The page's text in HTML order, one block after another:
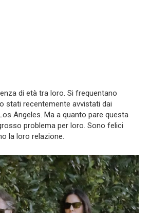
di età tra loro. Si frequentano
stati recentemente avvistati dai
Angeles. Ma a quanto pare questa
problema per loro. Sono felici
la loro relazione.